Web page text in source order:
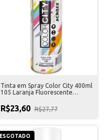
Tinta em Spray Color City 400ml
105 Laranja Fluorescente
R$23,60 R$27,77
ESGOTADO